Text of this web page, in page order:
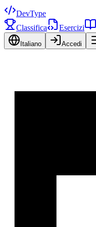
DevType
Classifica
Esercizi
Italiano Accedi